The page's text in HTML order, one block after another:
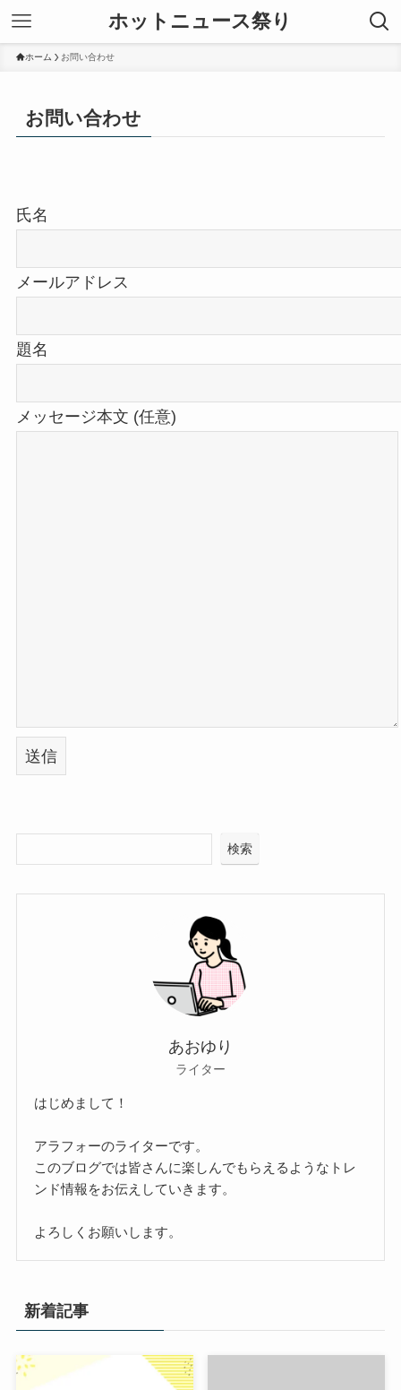
ホットニュース祭り
ホーム お問い合わせ
お問い合わせ
氏名
メールアドレス
題名
メッセージ本文 (任意)
検索
あおゆり
ライター
はじめまして！
アラフォーのライターです。
このブログでは皆さんに楽しんでもらえるようなトレ
ンド情報をお伝えしていきます。
よろしくお願いします。
新着記事